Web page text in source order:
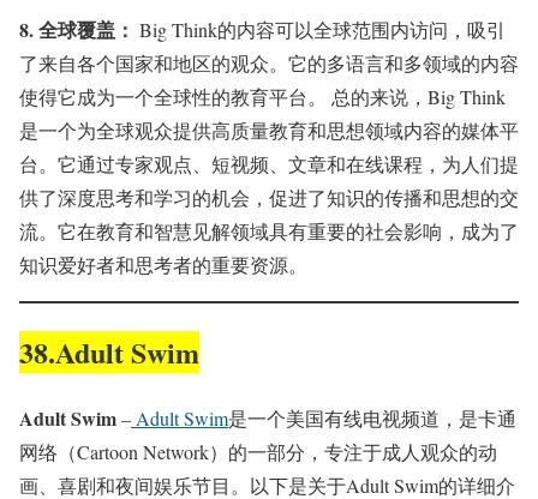
8.全球覆盖： Big Think的内容可以全球范围内访问，吸引
了来自各个国家和地区的观众。它的多语言和多领域的内容
使得它成为一个全球性的教育平台。 总的来说，Big Think
是一个为全球观众提供高质量教育和思想领域内容的媒体平
台。它通过专家观点、短视频、文章和在线课程，为人们提
供了深度思考和学习的机会，促进了知识的传播和思想的交
流。它在教育和智慧见解领域具有重要的社会影响，成为了
知识爱好者和思考者的重要资源。
38.Adult Swim
Adult Swim– Adult Swim是一个美国有线电视频道，是卡通
网络（Cartoon Network）的一部分，专注于成人观众的动
画、喜剧和夜间娱乐节目。以下是关于Adult Swim的详细介